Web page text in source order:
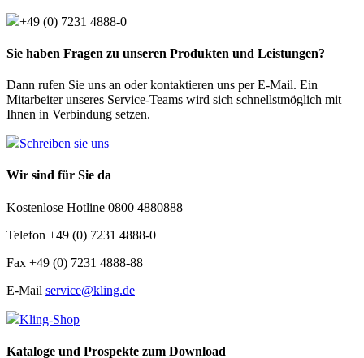
+49 (0) 7231 4888-0
Sie haben Fragen zu unseren Produkten und Leistungen?
Dann rufen Sie uns an oder kontaktieren uns per E-Mail. Ein
Mitarbeiter unseres Service-Teams wird sich schnellstmöglich mit
Ihnen in Verbindung setzen.
Schreiben sie uns
Wir sind für Sie da
Kostenlose Hotline 0800 4880888
Telefon +49 (0) 7231 4888-0
Fax +49 (0) 7231 4888-88
E-Mail service@kling.de
Kling-Shop
Kataloge und Prospekte zum Download